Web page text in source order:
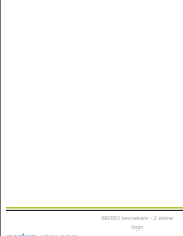
892883bezoekers - 2 online
login